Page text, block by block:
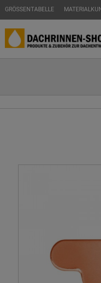
GRÖSSENTABELLE